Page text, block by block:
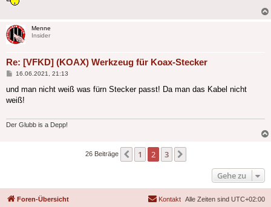
Menne
Insider
Re: [VFKD] (KOAX) Werkzeug für Koax-Stecker
Beitrag
16.06.2021, 21:13
und man nicht weiß was fürn Stecker passt! Da man das Kabel nicht
weiß!
Der Glubb is a Depp!
26 Beiträge Vorherige
1 2 3
Gehe zu
Foren-Übersicht Alle Zeiten sind UTC+02:00
Kontakt